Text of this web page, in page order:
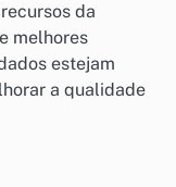
da
melhores
estejam
a qualidade